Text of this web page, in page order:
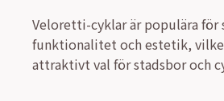
Veloretti-cyklar är populära för
funktionalitet och estetik,
attraktivt val för stadsbor och